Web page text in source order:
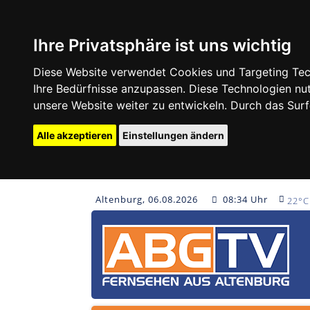
Ihre Privatsphäre ist uns wichtig
Diese Website verwendet Cookies und Targeting
Ihre Bedürfnisse anzupassen. Diese Technologien
unsere Website weiter zu entwickeln. Durch das
Alle akzeptieren Einstellungen ändern
Altenburg, 06.08.2026 08:34 Uhr 22°C